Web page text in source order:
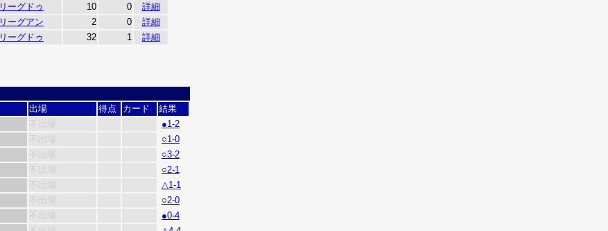
リーグドゥ 10 0
詳細
リーグアン 2 0
詳細
リーグドゥ 32 1 詳細
出場 得点 カード
結果
不出場
●1-2
不出場
○1-0
不出場
○3-2
不出場
○2-1
不出場
△1-1
不出場
○2-0
不出場
●0-4